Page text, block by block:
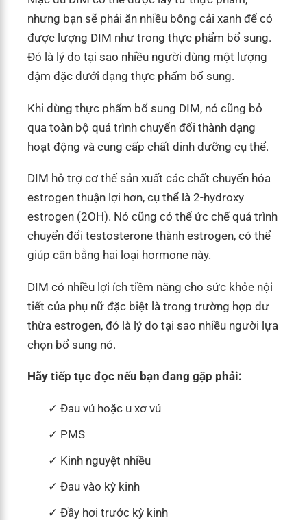
nhưng bạn sẽ phải ăn nhiều bông cải xanh để có
được lượng DIM như trong thực phẩm bổ sung.
Đó là lý do tại sao nhiều người dùng một lượng
đậm đặc dưới dạng thực phẩm bổ sung.
Khi dùng thực phẩm bổ sung DIM, nó cũng bỏ
qua toàn bộ quá trình chuyển đổi thành dạng
hoạt động và cung cấp chất dinh dưỡng cụ thể.
DIM hỗ trợ cơ thể sản xuất các chất chuyển hóa
estrogen thuận lợi hơn, cụ thể là 2-hydroxy
estrogen (2OH). Nó cũng có thể ức chế quá trình
chuyển đổi testosterone thành estrogen, có thể
giúp cân bằng hai loại hormone này.
DIM có nhiều lợi ích tiềm năng cho sức khỏe nội
tiết của phụ nữ đặc biệt là trong trường hợp dư
thừa estrogen, đó là lý do tại sao nhiều người lựa
chọn bổ sung nó.
Hãy tiếp tục đọc nếu bạn đang gặp phải:
Đau vú hoặc u xơ vú
PMS
Kinh nguyệt nhiều
Đau vào kỳ kinh
Đầy hơi trước kỳ kinh